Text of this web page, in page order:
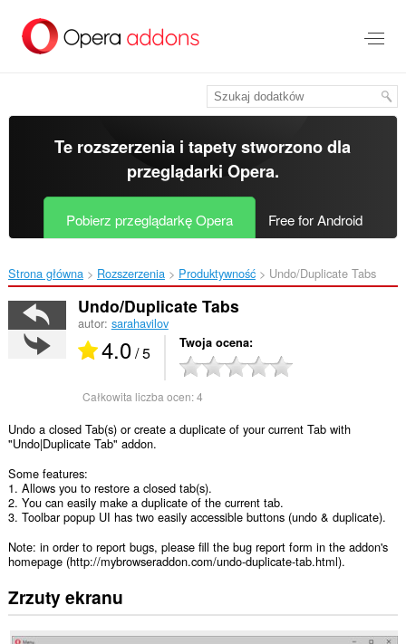
treści
Te rozszerzenia i tapety stworzono dla
przeglądarki Opera.
Pobierz przeglądarkę Opera Free for Android
Strona główna Rozszerzenia Produktywność Undo/Duplicate Tabs‎
Undo/Duplicate Tabs
autor: sarahavilov
4.0/ 5 Twoja ocena
Całkowita liczba ocen:4
Undo a closed Tab(s) or create a duplicate of your current Tab with
"Undo|Duplicate Tab" addon.
Some features:
1. Allows you to restore a closed tab(s).
2. You can easily make a duplicate of the current tab.
3. Toolbar popup UI has two easily accessible buttons (undo & duplicate).
Note: in order to report bugs, please fill the bug report form in the addon's
homepage (http://mybrowseraddon.com/undo-duplicate-tab.html).
Zrzuty ekranu